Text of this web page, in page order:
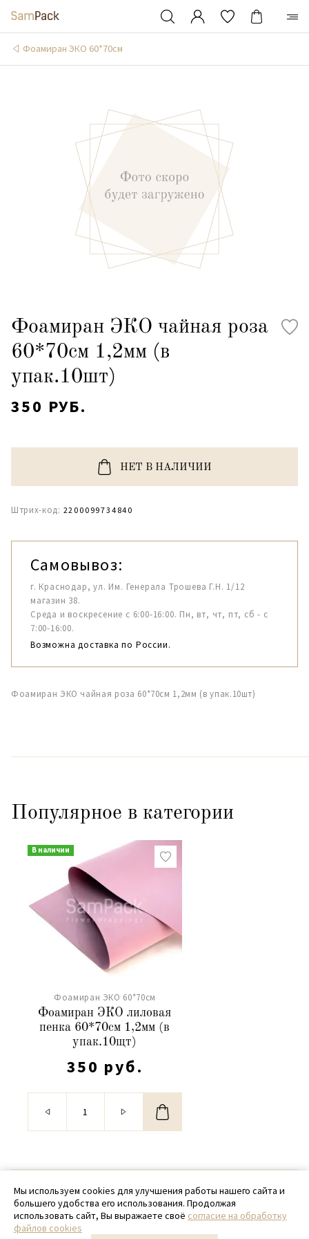
Фоамиран ЭКО 60*70см
Фоамиран ЭКО чайная роза
60*70см 1,2мм (в
упак.10шт)
350 РУБ.
НЕТ В НАЛИЧИИ
Штрих-код: 2200099734840
Самовывоз:
г. Краснодар, ул. Им. Генерала Трошева Г.Н. 1/12
магазин 38.
Среда и воскресение с 6:00-16:00. Пн, вт, чт, пт, сб - с
7:00-16:00.
Возможна доставка по России.
Фоамиран ЭКО чайная роза 60*70см 1,2мм (в упак.10шт)
Популярное в категории
В наличии
Фоамиран ЭКО 60*70см
Фоамиран ЭКО лиловая
пенка 60*70см 1,2мм (в
упак.10щт)
350 руб.
© 2020 - 2026 SamPack
+ 7 (918) 699-97-87
zakaz@sampack.store
Мы используем cookies для улучшения работы нашего сайта и
большего удобства его использования. Продолжая
использовать сайт, Вы выражаете своё согласие на обработку
файлов cookies